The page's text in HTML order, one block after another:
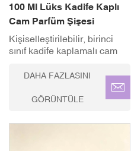
100 Ml Lüks Kadife Kaplı
Cam Parfüm Şişesi
Kişiselleştirilebilir, birinci
sınıf kadife kaplamalı cam
parfüm markanızı bir üst
seviyeye taşıyın. Yumuşak
dokunuşlu kadife kaplaması
ve dayanıklılık sunmak üzere
DAHA FAZLASINI
GÖRÜNTÜLE